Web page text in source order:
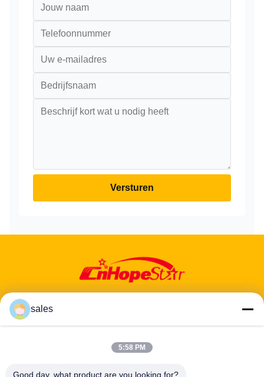
Versturen
Adres: 601-606, verdieping 6, gebouw E, Yuanfen Industrial Park,
sales
5:58 PM
Good day, what product are you looking for?